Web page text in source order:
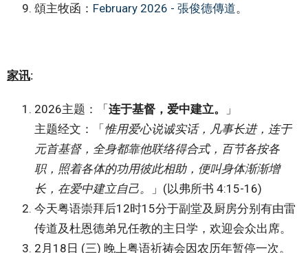
頌主牧函： February 2026 - 張俊德傳道。
家讯:
2026主题：「连于基督，爱中建立。
」
主题经文：「惟用爱心说诚实话，凡事长进，连于
元首基督，全身都靠他联络得合式，百节各按各
职，照着各体的功用彼此相助，便叫身体渐渐增
长，在爱中建立自己。
」(以弗所书 4:15-16)
今天粤语崇拜后12时15分于副堂及厨房分别有由雷
传道及杜恩德弟兄任教的主日学，欢迎会众出席。
2月18日 (三) 晚上粤语祈祷会因农历年暂停一次。